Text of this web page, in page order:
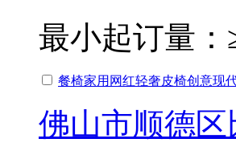
最小起订量：
餐椅家用网红轻奢皮椅创意现
佛山市顺德